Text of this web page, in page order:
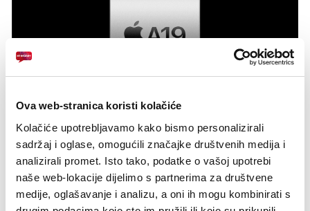
Ova web-stranica koristi kolačiće
Kolačiće upotrebljavamo kako bismo personalizirali
sadržaj i oglase, omogućili značajke društvenih medija i
analizirali promet. Isto tako, podatke o vašoj upotrebi
naše web-lokacije dijelimo s partnerima za društvene
medije, oglašavanje i analizu, a oni ih mogu kombinirati s